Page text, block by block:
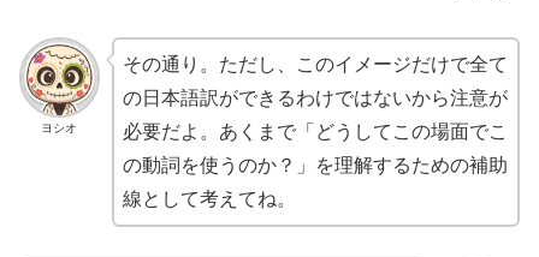
ヨシオ
その通り。ただし、このイメージだけで全て
の日本語訳ができるわけではないから注意が
必要だよ。あくまで「どうしてこの場面でこ
の動詞を使うのか？」を理解するための補助
線として考えてね。